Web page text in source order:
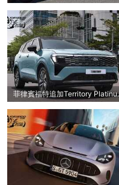
菲律賓福